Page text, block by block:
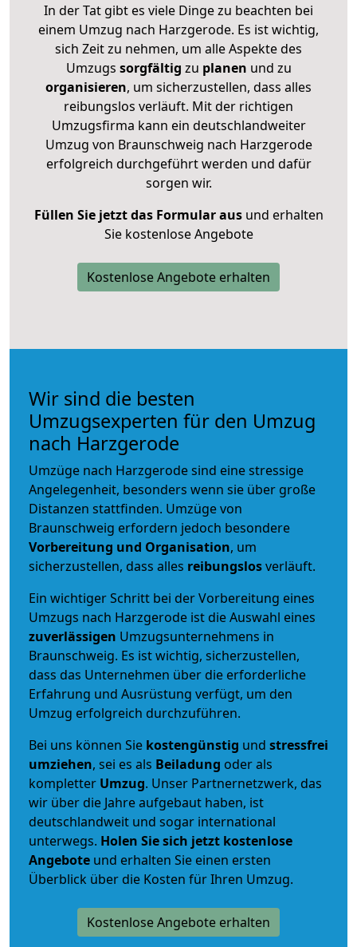
In der Tat gibt es viele Dinge zu beachten bei
einem Umzug nach Harzgerode. Es ist wichtig,
sich Zeit zu nehmen, um alle Aspekte des
Umzugs sorgfältig zu planen und zu
organisieren, um sicherzustellen, dass alles
reibungslos verläuft. Mit der richtigen
Umzugsfirma kann ein deutschlandweiter
Umzug von Braunschweig nach Harzgerode
erfolgreich durchgeführt werden und dafür
sorgen wir.
Füllen Sie jetzt das Formular ausund erhalten
Sie kostenlose Angebote
Kostenlose Angebote erhalten
Wir sind die besten
Umzugsexperten für den Umzug
nach Harzgerode
Umzüge nach Harzgerode sind eine stressige
Angelegenheit, besonders wenn sie über große
Distanzen stattfinden. Umzüge von
Braunschweig erfordern jedoch besondere
Vorbereitung und Organisation, um
sicherzustellen, dass alles reibungslosverläuft.
Ein wichtiger Schritt bei der Vorbereitung eines
Umzugs nach Harzgerode ist die Auswahl eines
zuverlässigen Umzugsunternehmens in
Braunschweig. Es ist wichtig, sicherzustellen,
dass das Unternehmen über die erforderliche
Erfahrung und Ausrüstung verfügt, um den
Umzug erfolgreich durchzuführen.
Bei uns können Sie kostengünstig und stressfrei
umziehen, sei es als Beiladung oder als
kompletter Umzug. Unser Partnernetzwerk, das
wir über die Jahre aufgebaut haben, ist
deutschlandweit und sogar international
unterwegs. Holen Sie sich jetzt kostenlose
Angebote und erhalten Sie einen ersten
Überblick über die Kosten für Ihren Umzug.
Kostenlose Angebote erhalten